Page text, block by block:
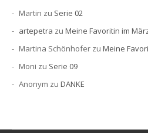
Martin zu Serie 02
artepetra zu Meine Favoritin im
Martina Schönhofer zu Meine
Moni zu Serie 09
Anonym zu DANKE